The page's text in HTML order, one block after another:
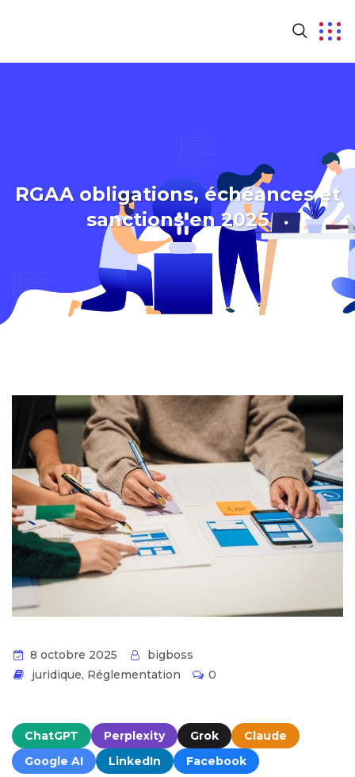
RGAA obligations, échéances et
sanctions en 2025
8 octobre 2025
bigboss
juridique, Réglementation 0
ChatGPT Perplexity Grok
Claude
Google AI
LinkedIn Facebook